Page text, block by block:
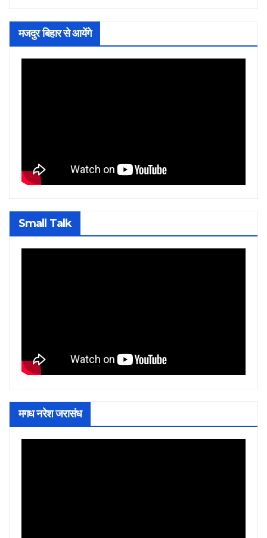
मजदुर बिहार से आयेंगे
Small Talk
मगध नरेश जरासंध